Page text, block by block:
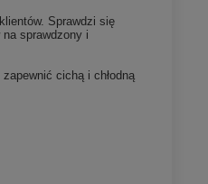
Sprawdzi się
sprawdzony i
cichą i chłodną